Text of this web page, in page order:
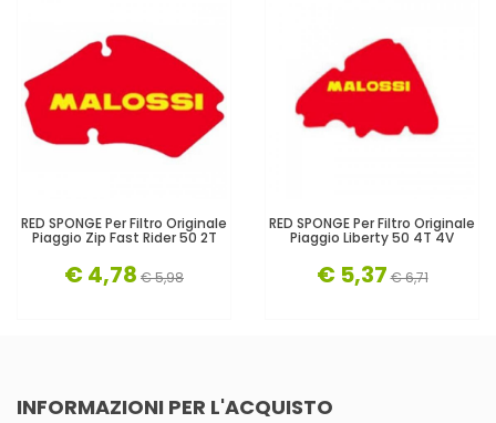
RED SPONGE Per Filtro Originale
Piaggio Zip Fast Rider 50 2T
€ 4,78 € 5,98
RED SPONGE Per Filtro Originale
Piaggio Liberty 50 4T 4V
€ 5,37 € 6,71
INFORMAZIONI PER L'ACQUISTO